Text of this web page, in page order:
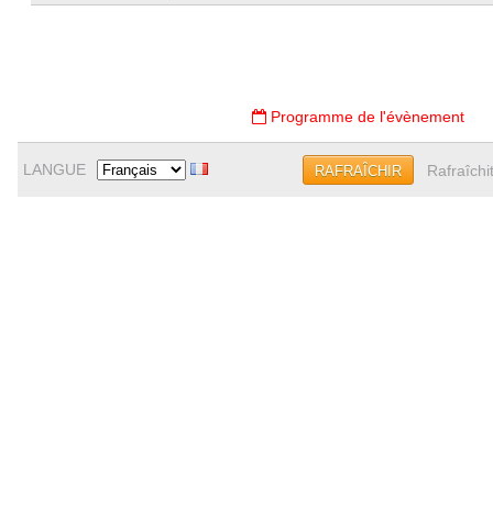
Programme de l'évènement
LANGUE RAFRAÎCHIR